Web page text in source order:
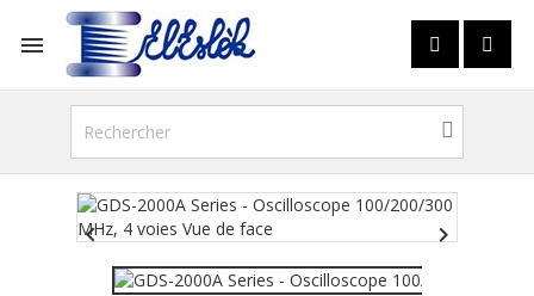

 